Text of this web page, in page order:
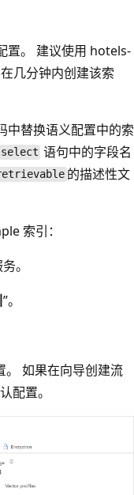
置。 建议使用 hotels-
几分钟内创建该索
中替换语义配置中的索
select 语句中的字段名
的描述性文
索引：
。
”。
。 如果在向导创建流
配置。